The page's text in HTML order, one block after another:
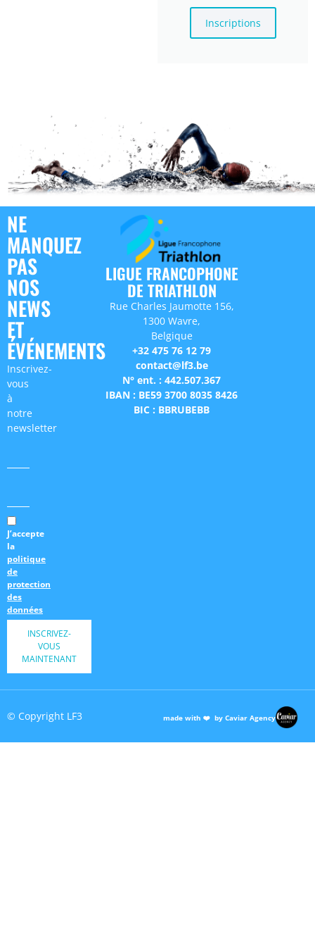
Inscriptions
LIGUE FRANCOPHONE
DE TRIATHLON
Rue Charles Jaumotte 156,
1300 Wavre,
Belgique
+32 475 76 12 79
contact@lf3.be
N° ent. : 442.507.367
IBAN : BE59 3700 8035 8426
BIC : BBRUBEBB
NE
MANQUEZ
PAS
NOS
NEWS
ET
ÉVÉNEMENTS
Inscrivez-
vous
à
notre
newsletter
J’accepte
la
politique
de
protection
des
données
INSCRIVEZ-
VOUS
MAINTENANT
© Copyright LF3 made with ❤️ by Caviar Agency